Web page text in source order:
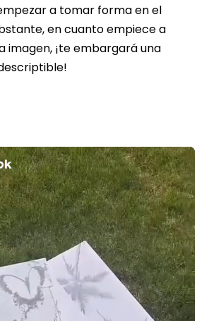
a tomar forma en el
en cuanto empiece a
imagen, ¡te embargará una